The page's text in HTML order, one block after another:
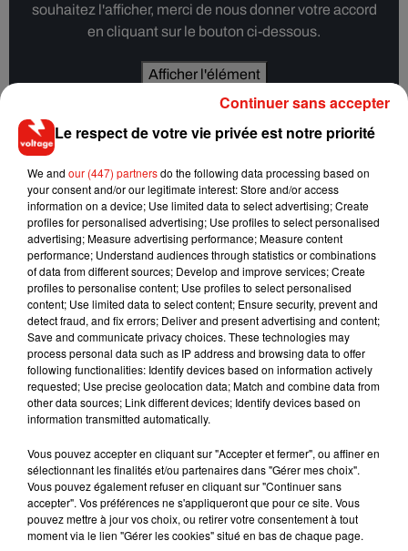
souhaitez l'afficher, merci de nous donner votre accord
en cliquant sur le bouton ci-dessous.
Afficher l'élément
Heureusement, le petit garçon est sorti indemne de sa
grosse bêtise. Il a même eu le droit à un ours en peluche et à
un chocolat chaud offert par les agents de police. Ces
derniers ont affirmé avoir découvertle futur Max Verstappen
le champion du monde batave en titre de Formule 1 !
Musique
7 août 2026
RÜFÜS DU SOL annonce un nouvel
album après sa tournée mondiale
7 août 2026
Angèle et Amélie Lens dévoilent leur
collaboration tant attendue
Le respect de votre vie privée est notre priorité
We and our (447) partnersdo the following data processing based on
your consent and/or our legitimate interest: Store and/or access
information on a device; Use limited data to select advertising; Create
profiles for personalised advertising; Use profiles to select personalised
advertising; Measure advertising performance; Measure content
performance; Understand audiences through statistics or combinations
of data from different sources; Develop and improve services; Create
profiles to personalise content; Use profiles to select personalised
content; Use limited data to select content; Ensure security, prevent and
detect fraud, and fix errors; Deliver and present advertising and content;
Save and communicate privacy choices. These technologies may
process personal data such as IP address and browsing data to offer
following functionalities: Identify devices based on information actively
requested; Use precise geolocation data; Match and combine data from
other data sources; Link different devices; Identify devices based on
information transmitted automatically.
Vous pouvez accepter en cliquant sur "Accepter et fermer", ou affiner en
sélectionnant les finalités et/ou partenaires dans "Gérer mes choix".
Vous pouvez également refuser en cliquant sur "Continuer sans
accepter". Vos préférences ne s'appliqueront que pour ce site. Vous
pouvez mettre à jour vos choix, ou retirer votre consentement à tout
moment via le lien "Gérer les cookies" situé en bas de chaque page.
Continuer sans accepter